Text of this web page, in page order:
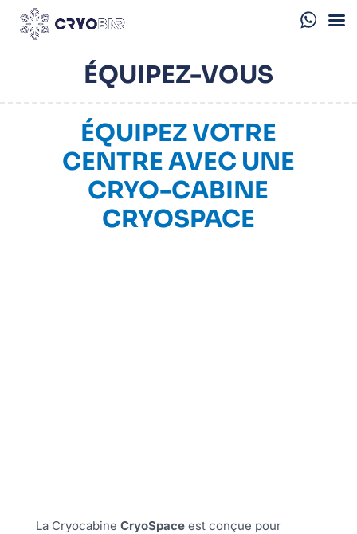
ÉQUIPEZ-VOUS
ÉQUIPEZ VOTRE
CENTRE AVEC UNE
CRYO-CABINE
CRYOSPACE
La Cryocabine CryoSpaceest conçue pour